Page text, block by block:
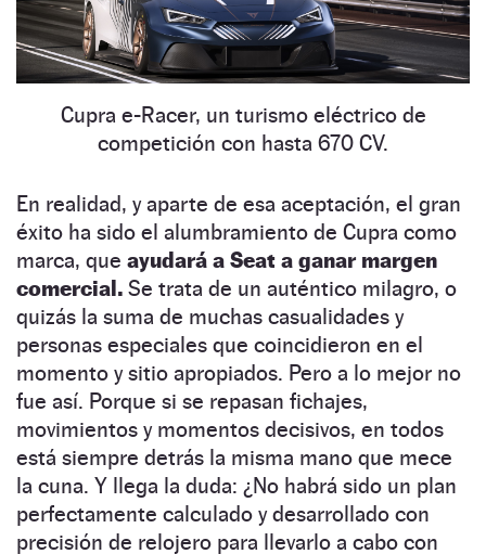
Cupra e-Racer, un turismo eléctrico de
competición con hasta 670 CV.
En realidad, y aparte de esa aceptación, el gran
éxito ha sido el alumbramiento de Cupra como
marca, que ayudará a Seat a ganar margen
comercial. Se trata de un auténtico milagro, o
quizás la suma de muchas casualidades y
personas especiales que coincidieron en el
momento y sitio apropiados. Pero a lo mejor no
fue así. Porque si se repasan fichajes,
movimientos y momentos decisivos, en todos
está siempre detrás la misma mano que mece
la cuna. Y llega la duda: ¿No habrá sido un plan
perfectamente calculado y desarrollado con
precisión de relojero para llevarlo a cabo con